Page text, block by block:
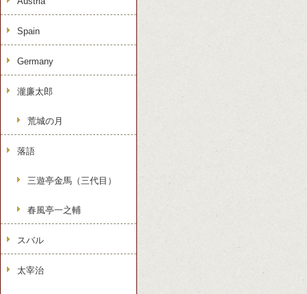
Spain
Germany
瀧廉太郎
荒城の月
落語
三遊亭金馬（三代目）
春風亭一之輔
スバル
太宰治